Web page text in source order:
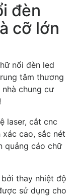
đèn
cỡ lớn
nổi đèn led
tâm thương
chung cư
laser, cắt cnc
cao, sắc nét
quảng cáo chữ
thay nhiệt độ
sử dụng cho